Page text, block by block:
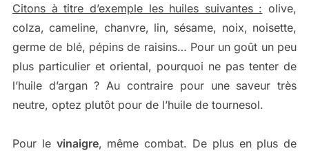
Citons à titre d’exemple les huiles suivantes : olive,
colza, cameline, chanvre, lin, sésame, noix, noisette,
germe de blé, pépins de raisins… Pour un goût un peu
plus particulier et oriental, pourquoi ne pas tenter de
l’huile d’argan ? Au contraire pour une saveur très
neutre, optez plutôt pour de l’huile de tournesol.
Pour le vinaigre, même combat. De plus en plus de